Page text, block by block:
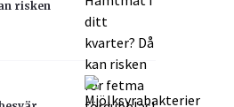
risken